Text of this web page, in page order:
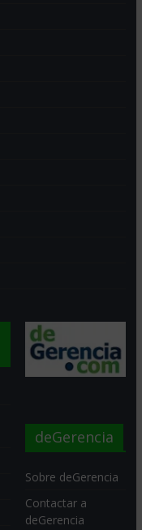
deGerencia
Sobre deGerencia
Contactar a
deGerencia